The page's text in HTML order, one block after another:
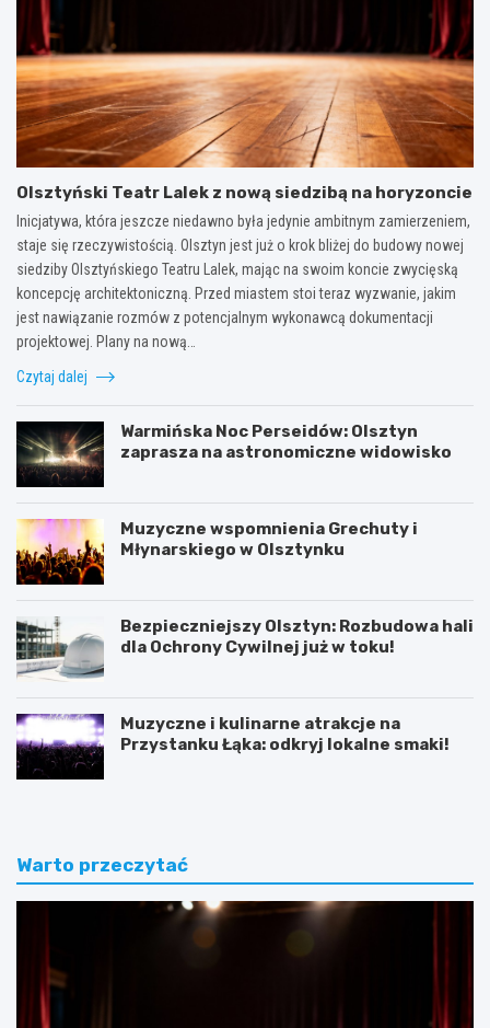
Olsztyński Teatr Lalek z nową siedzibą na horyzoncie
Inicjatywa, która jeszcze niedawno była jedynie ambitnym zamierzeniem,
staje się rzeczywistością. Olsztyn jest już o krok bliżej do budowy nowej
siedziby Olsztyńskiego Teatru Lalek, mając na swoim koncie zwycięską
koncepcję architektoniczną. Przed miastem stoi teraz wyzwanie, jakim
jest nawiązanie rozmów z potencjalnym wykonawcą dokumentacji
projektowej. Plany na nową…
Czytaj dalej
Warmińska Noc Perseidów: Olsztyn
zaprasza na astronomiczne widowisko
Muzyczne wspomnienia Grechuty i
Młynarskiego w Olsztynku
Bezpieczniejszy Olsztyn: Rozbudowa hali
dla Ochrony Cywilnej już w toku!
Muzyczne i kulinarne atrakcje na
Przystanku Łąka: odkryj lokalne smaki!
Warto przeczytać